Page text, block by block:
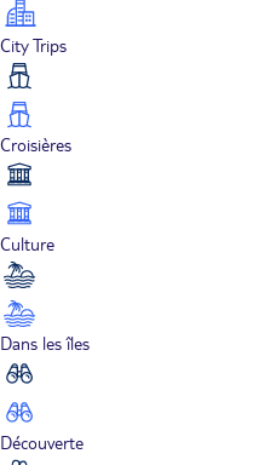
City Trips
Croisières
Culture
Dans les îles
Découverte